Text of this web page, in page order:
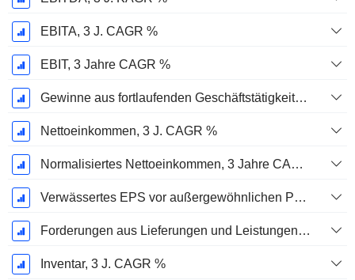
EBITA, 3 J. CAGR %
EBIT, 3 Jahre CAGR %
Gewinne aus fortlaufenden Geschäftstätigkeiten, 3 Jahre KAGR %
Nettoeinkommen, 3 J. CAGR %
Normalisiertes Nettoeinkommen, 3 Jahre CAGR %
Verwässertes EPS vor außergewöhnlichen Posten, 3-Jahres-CAGR %
Forderungen aus Lieferungen und Leistungen, 3-Jahres-CAGR %
Inventar, 3 J. CAGR %